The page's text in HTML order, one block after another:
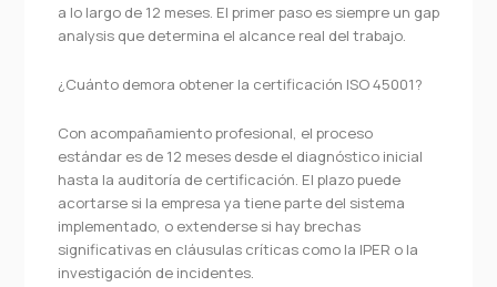
a lo largo de 12 meses. El primer paso es siempre un gap
analysis que determina el alcance real del trabajo.
¿Cuánto demora obtener la certificación ISO 45001?
Con acompañamiento profesional, el proceso
estándar es de 12 meses desde el diagnóstico inicial
hasta la auditoría de certificación. El plazo puede
acortarse si la empresa ya tiene parte del sistema
implementado, o extenderse si hay brechas
significativas en cláusulas críticas como la IPER o la
investigación de incidentes.